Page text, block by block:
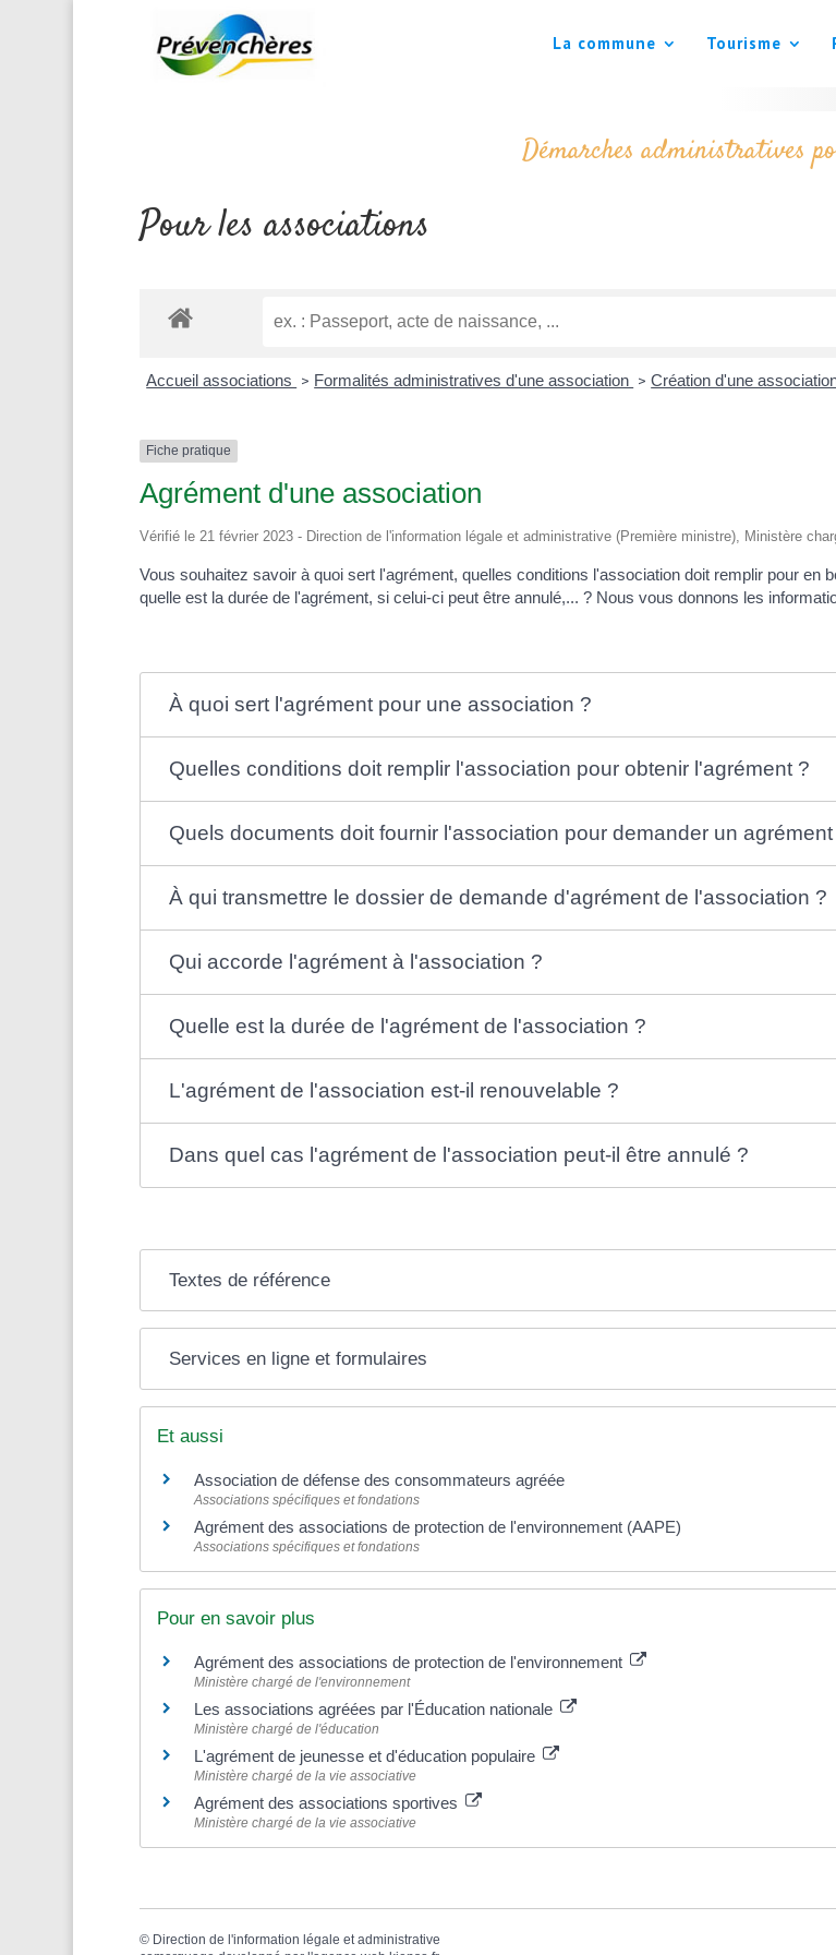
La commune Tourisme
Démarches administratives
Pour les associations
Accueil associations > Formalités administratives d'une association > Création d'une
Fiche pratique
Agrément d'une association
Vérifié le 21 février 2023 - Direction de l'information légale et administrative (Première ministre), Ministère
Vous souhaitez savoir à quoi sert l'agrément, quelles conditions l'association doit remplir pour en
quelle est la durée de l'agrément, si celui-ci peut être annulé,... ? Nous vous donnons les
À quoi sert l'agrément pour une association ?
Quelles conditions doit remplir l'association pour obtenir l'agrément ?
Quels documents doit fournir l'association pour demander un agrément
À qui transmettre le dossier de demande d'agrément de l'association ?
Qui accorde l'agrément à l'association ?
Quelle est la durée de l'agrément de l'association ?
L'agrément de l'association est-il renouvelable ?
Dans quel cas l'agrément de l'association peut-il être annulé ?
Textes de référence
Services en ligne et formulaires
Et aussi
Association de défense des consommateurs agréée
Associations spécifiques et fondations
Agrément des associations de protection de l'environnement (AAPE)
Associations spécifiques et fondations
Pour en savoir plus
Agrément des associations de protection de l'environnement
Ministère chargé de l'environnement
Les associations agréées par l'Éducation nationale
Ministère chargé de l'éducation
L'agrément de jeunesse et d'éducation populaire
Ministère chargé de la vie associative
Agrément des associations sportives
Ministère chargé de la vie associative
© Direction de l'information légale et administrative